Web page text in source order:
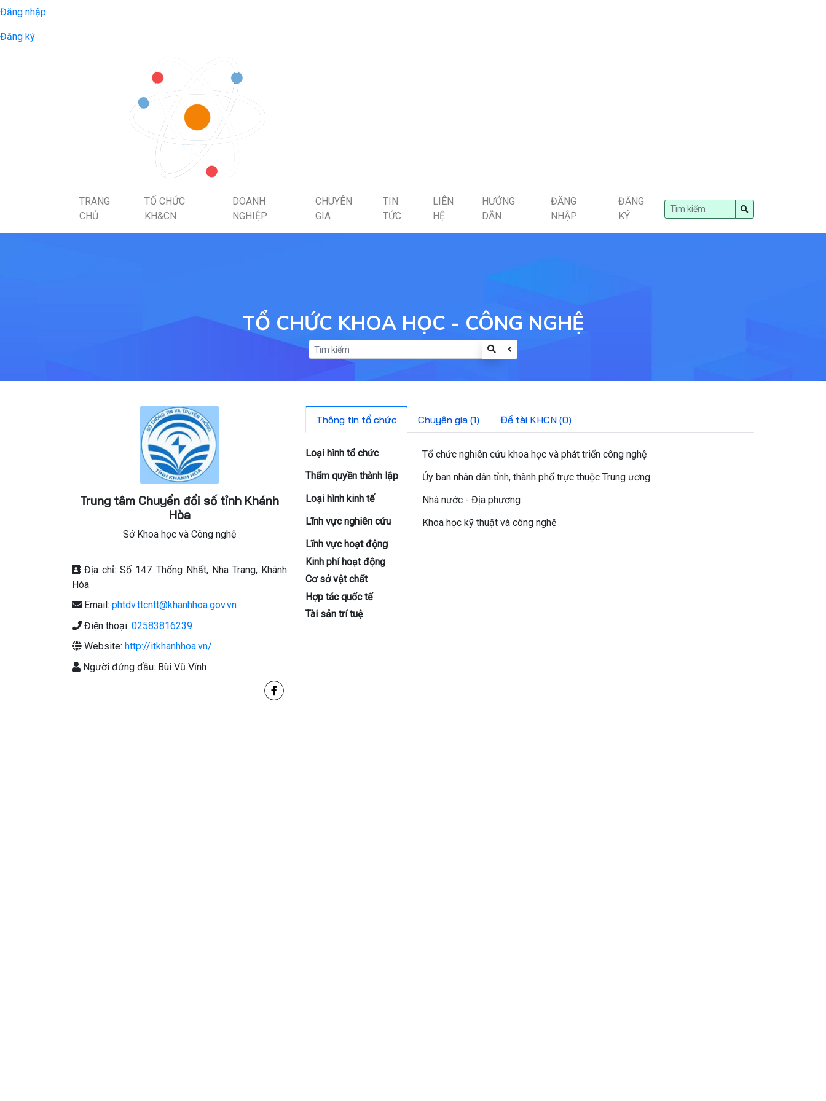
Đăng nhập
Đăng ký
TRANG
CHỦ
TỔ CHỨC
KH&CN
DOANH
NGHIỆP
CHUYÊN
GIA
TIN
TỨC
LIÊN
HỆ
HƯỚNG
DẪN
ĐĂNG
NHẬP
ĐĂNG
KÝ
TỔ CHỨC KHOA HỌC - CÔNG NGHỆ
Trung tâm Chuyển đổi số tỉnh Khánh
Hòa
Sở Khoa học và Công nghệ
Địa chỉ: Số 147 Thống Nhất, Nha Trang, Khánh
Hòa
Email: phtdv.ttcntt@khanhhoa.gov.vn
Điện thoại: 02583816239
Website: http://itkhanhhoa.vn/
Người đứng đầu: Bùi Vũ Vĩnh
Thông tin tổ chức Chuyên gia (1) Đề tài KHCN (0)
Loại hình tổ chức
Tổ chức nghiên cứu khoa học và phát triển công nghệ
Thẩm quyền thành lập
Ủy ban nhân dân tỉnh, thành phố trực thuộc Trung ương
Loại hình kinh tế
Nhà nước - Địa phương
Lĩnh vực nghiên cứu
Khoa học kỹ thuật và công nghệ
Lĩnh vực hoạt động
Kinh phí hoạt động
Cơ sở vật chất
Hợp tác quốc tế
Tài sản trí tuệ